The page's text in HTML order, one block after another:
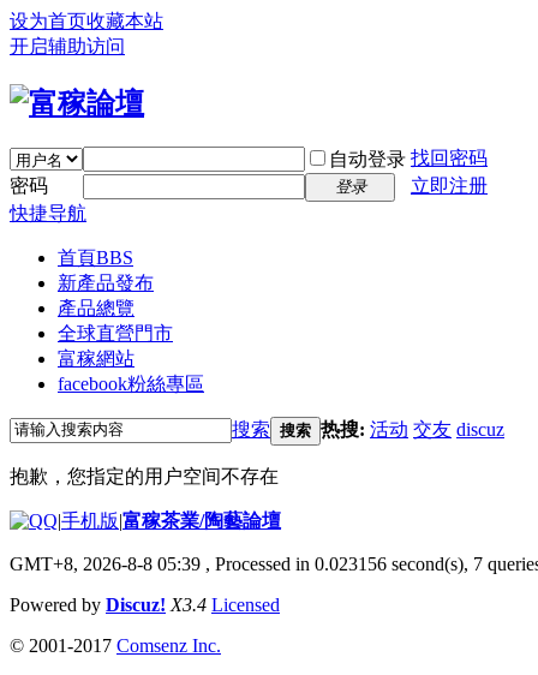
设为首页收藏本站
开启辅助访问
自动登录 找回密码
密码
登录
立即注册
快捷导航
首頁BBS
新產品發布
產品總覽
全球直營門市
富稼網站
facebook粉絲專區
搜索 搜索 热搜: 活动 交友 discuz
抱歉，您指定的用户空间不存在
|手机版|富稼茶業/陶藝論壇
GMT+8, 2026-8-8 05:39 , Processed in 0.023156 second(s), 7
Powered by Discuz! X3.4 Licensed
© 2001-2017 Comsenz Inc.